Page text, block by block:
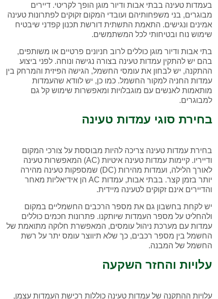
בעמדות טעינה בבתי אבות ודיור מוגן הופך לקריטי. דיירים
מבוגרים, בני משפחותיהם ועובדי המקום זקוקים לפתרונות טעינה
אמינים ונגישים. התאמת התשתית דורשת תכנון קפדני שיבטיח
שימוש נוח ובטיחותי לכל המשתמשים.
בתי אבות ודיור מוגן כוללים לרוב חניונים פרטיים או משותפים,
בהם יש להתקין עמדות טעינה בצורה נגישה ונוחה. לפני ביצוע
ההתקנה, יש לבחון את עומסי החשמל, הגישה הפיזית והמרחק בין
עמדות החניה למקור החשמל. כמו כן, יש לוודא שהעמדות
מותאמות לאנשים עם מוגבלויות ומאפשרות שימוש קל גם
למבוגרים.
בחירת סוגי עמדות טעינה
בחירת עמדות טעינה צריכה להיות מבוססת על צורכי המקום
ודייריו. קיימות עמדות טעינה איטיות (AC) המאפשרות טעינה
לאורך הלילה, ועמדות מהירות (DC) שמספקות טעינה מהירה
יותר בזמן קצר. בבתי אבות, עמדות AC הן אידיאליות מאחר
והדיירים אינם זקוקים לטעינה מיידית.
יש לקחת בחשבון גם את מספר הרכבים החשמליים במקום
ולהחליט על מספר העמדות שיותקנו. פתרונות חכמים כוללים
עמדות עם מערכת ניהול עומסים, המאפשרת חלוקה מתואמת של
החשמל בין מספר רכבים, כך שלא תיווצר עומס יתר על רשת
החשמל של המבנה.
עלויות והחזר השקעה
עלויות ההתקנה של עמדות טעינה כוללות רכישת העמדות עצמן,